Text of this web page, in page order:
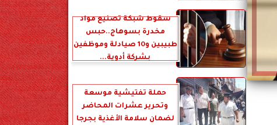
سقوط شبكة تصنيع مواد
مخدرة بسوهاج..حبس
طبيبين و10 صيادلة وموظفين
بشركة أدوية...
حملة تفتيشية موسعة
وتحرير عشرات المحاضر
لضمان سلامة الأغذية بجرجا